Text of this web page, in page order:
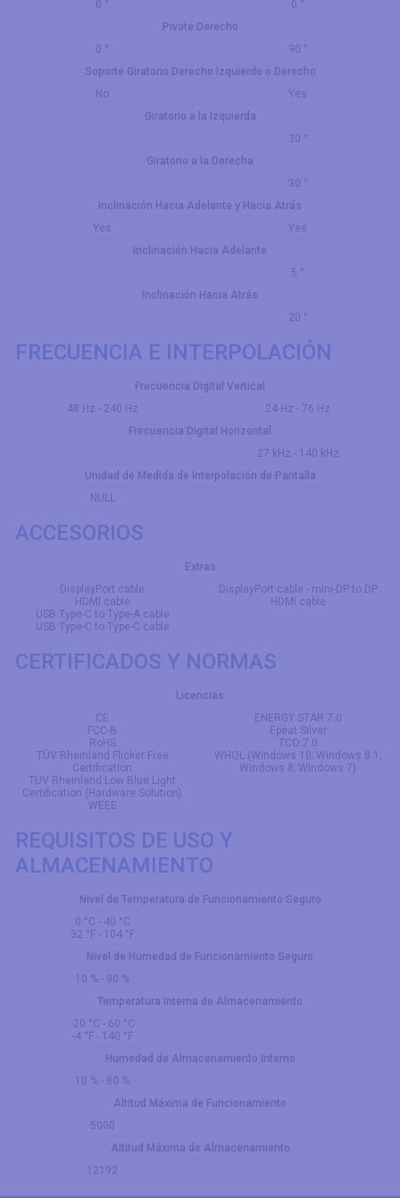
0 °
0 °
Pivote Derecho
0 °
90 °
Soporte Giratorio Derecho Izquierdo o Derecho
No
Yes
Giratorio a la Izquierda
30 °
Giratorio a la Derecha
30 °
Inclinación Hacia Adelante y Hacia Atrás
Yes
Yes
Inclinación Hacia Adelante
5 °
Inclinación Hacia Atrás
20 °
FRECUENCIA E INTERPOLACIÓN
Frecuencia Digital Vertical
48 Hz - 240 Hz
24 Hz - 76 Hz
Frecuencia Digital Horizontal
27 kHz - 140 kHz
Unidad de Medida de Interpolación de Pantalla
NULL
ACCESORIOS
Extras
DisplayPort cable
HDMI cable
USB Type-C to Type-A cable
USB Type-C to Type-C cable
DisplayPort cable - mini-DP to DP
HDMI cable
CERTIFICADOS Y NORMAS
Licencias
CE
FCC-B
RoHS
TÜV Rheinland Flicker Free
Certification
TÜV Rheinland Low Blue Light
Certification (Hardware Solution)
WEEE
ENERGY STAR 7.0
Epeat Silver
TCO 7.0
WHQL (Windows 10; Windows 8.1;
Windows 8; Windows 7)
REQUISITOS DE USO Y
ALMACENAMIENTO
Nivel de Temperatura de Funcionamiento Seguro
0 °C - 40 °C
32 °F - 104 °F
Nivel de Humedad de Funcionamiento Seguro
10 % - 90 %
Temperatura Interna de Almacenamiento
-20 °C - 60 °C
-4 °F - 140 °F
Humedad de Almacenamiento Interno
10 % - 80 %
Altitud Máxima de Funcionamiento
5000
Altitud Máxima de Almacenamiento
12192